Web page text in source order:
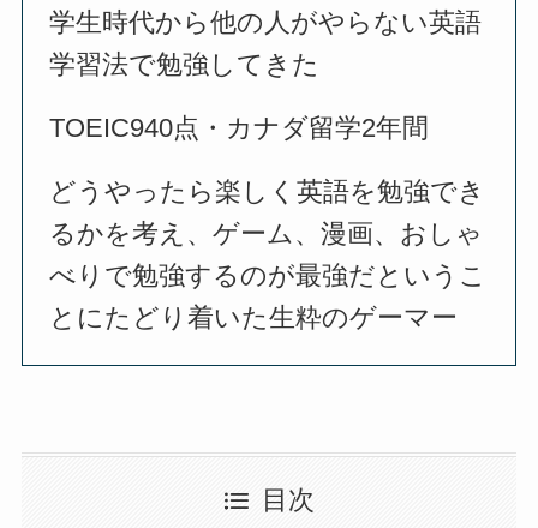
学生時代から他の人がやらない英語
学習法で勉強してきた
TOEIC940点・カナダ留学2年間
どうやったら楽しく英語を勉強でき
るかを考え、ゲーム、漫画、おしゃ
べりで勉強するのが最強だというこ
とにたどり着いた生粋のゲーマー
目次